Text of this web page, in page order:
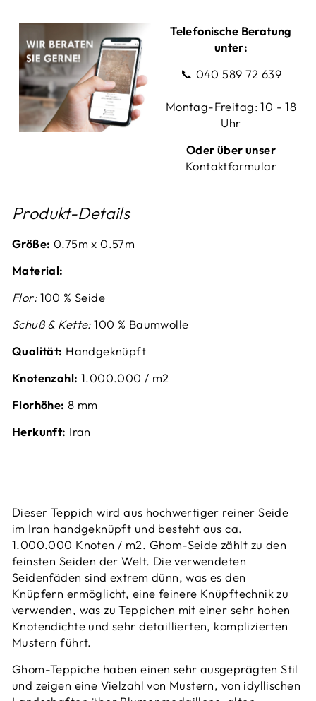
Telefonische Beratung
unter:
📞 040 589 72 639
Montag-Freitag: 10 - 18
Uhr
Oder über unser
Kontaktformular
Produkt-Details
Größe: 0.75m x 0.57m
Material:
Flor: 100 % Seide
Schuß & Kette: 100 % Baumwolle
Qualität: Handgeknüpft
Knotenzahl: 1.000.000 / m2
Florhöhe: 8 mm
Herkunft: Iran
Dieser Teppich wird aus hochwertiger reiner Seide
im Iran handgeknüpft und besteht aus ca.
1.000.000 Knoten / m2. Ghom-Seide zählt zu den
feinsten Seiden der Welt. Die verwendeten
Seidenfäden sind extrem dünn, was es den
Knüpfern ermöglicht, eine feinere Knüpftechnik zu
verwenden, was zu Teppichen mit einer sehr hohen
Knotendichte und sehr detaillierten, komplizierten
Mustern führt.
Ghom-Teppiche haben einen sehr ausgeprägten Stil
und zeigen eine Vielzahl von Mustern, von idyllischen